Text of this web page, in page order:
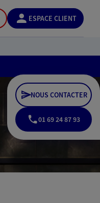
ESPACE CLIENT
NOUS CONTACTER
01 69 24 87 93